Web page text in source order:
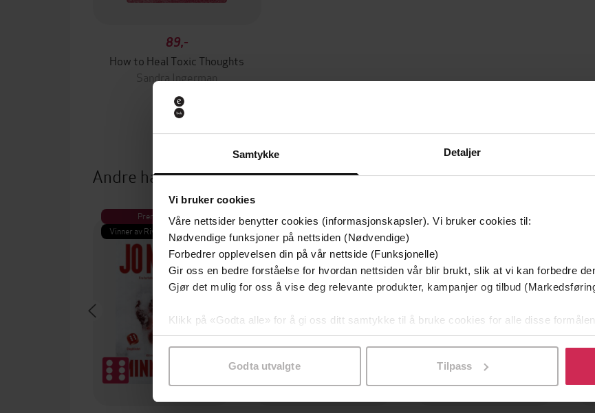
Samtykke Detaljer
Vi bruker cookies
Våre nettsider benytter cookies (informasjonskapsler). Vi bruker cookies til:
Nødvendige funksjoner på nettsiden (Nødvendige)
Forbedrer opplevelsen din på vår nettside (Funksjonelle)
Gir oss en bedre forståelse for hvordan nettsiden vår blir brukt, slik at vi kan forbedre
Gjør det mulig for oss å vise deg relevante produkter, kampanjer og tilbud
Klikk på «Godta alle» for å gi oss ditt samtykke til å bruke cookies for alle disse
samtykke til spesifikke formål ved å klikke på «Tilpass». Du kan når som helst trekke
Godta utvalgte Tilpass
89,-
How to Heal Toxic Thoughts
Sandra Ingerman
Andre har også kjøpt
Premium
Vinner av Rivertonprisen
Premium
Første gang på tilbud
Premium